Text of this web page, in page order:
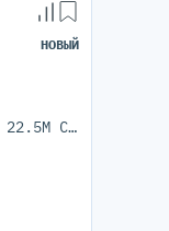
НОВЫЙ
1x Intel Xeon Gold 5415+ (8C 22.5M Cache 2.90 GHz)